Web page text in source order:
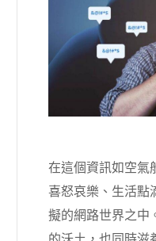
在這個資訊如空氣
喜怒哀樂、生活點
擬的網路世界之中